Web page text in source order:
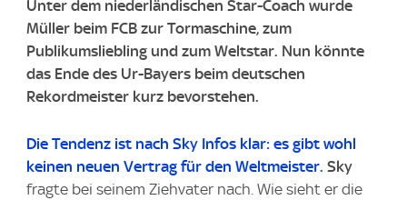
Unter dem niederländischen Star-Coach wurde
Müller beim FCB zur Tormaschine, zum
Publikumsliebling und zum Weltstar. Nun könnte
das Ende des Ur-Bayers beim deutschen
Rekordmeister kurz bevorstehen.
Die Tendenz ist nach Sky Infos klar: es gibt wohl
keinen neuen Vertrag für den Weltmeister. Sky
fragte bei seinem Ziehvater nach. Wie sieht er die